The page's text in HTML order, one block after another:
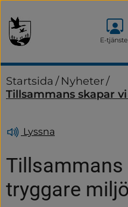
E-
Startsida / Nyheter/
Tillsammans skapar
Lyssna
Tillsammans
tryggare miljö